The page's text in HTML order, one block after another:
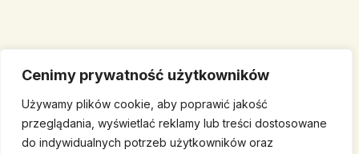
Cenimy prywatność użytkowników
Używamy plików cookie, aby poprawić jakość
przeglądania, wyświetlać reklamy lub treści dostosowane
do indywidualnych potrzeb użytkowników oraz